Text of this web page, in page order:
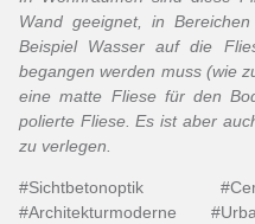
Wand geeignet, in
Beispiel Wasser auf die
begangen werden muss (wie
eine matte Fliese für den
polierte Fliese. Es ist aber
zu verlegen.
#Sichtbetonoptik
#Architekturmoderne